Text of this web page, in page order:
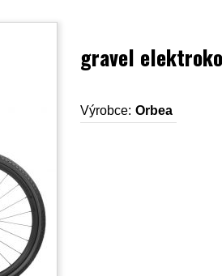
gravel
Výrobce: Orbea